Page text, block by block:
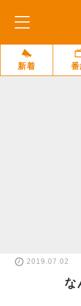
新着 番
2019.07.02
な